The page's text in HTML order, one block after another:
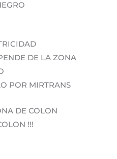
DE LA ZONA
POR MIRTRANS
DE COLON
!!!